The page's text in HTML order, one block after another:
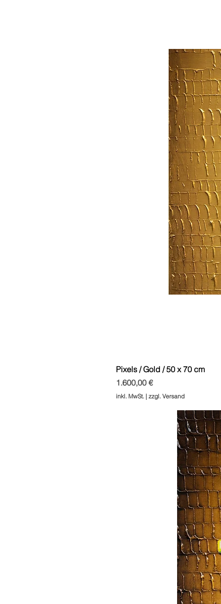
Pixels / Gold / 50 x 70 cm
Preis
1.600,00 €
inkl. MwSt. |zzgl. Versand